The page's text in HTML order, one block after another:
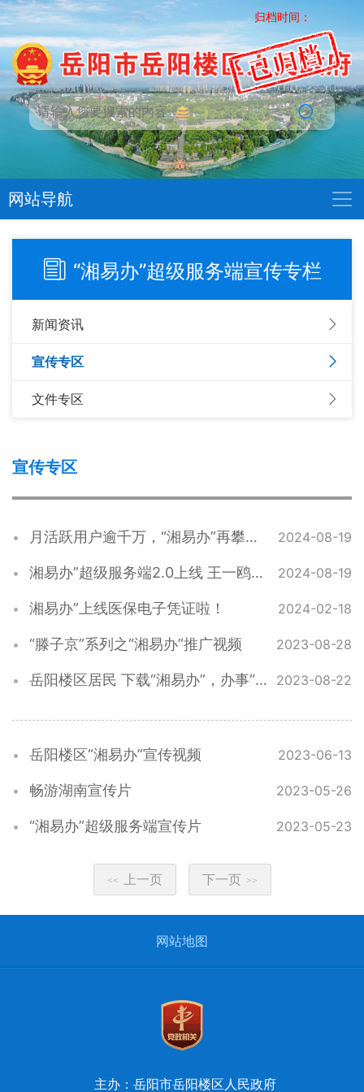
归档时间：
网站导航
“湘易办”超级服务端宣传专栏
新闻资讯
宣传专区
文件专区
宣传专区
月活跃用户逾千万，“湘易办”再攀新高峰 2024-08-19
湘易办”超级服务端2.0上线 王一鸥出席并宣布上线 2024-08-19
湘易办”上线医保电子凭证啦！ 2024-02-18
“滕子京”系列之“湘易办”推广视频 2023-08-28
岳阳楼区居民 下载“湘易办”，办事“零跑腿”！ 2023-08-22
岳阳楼区“湘易办”宣传视频 2023-06-13
畅游湖南宣传片 2023-05-26
“湘易办”超级服务端宣传片 2023-05-23
<< 上一页 下一页 >>
网站地图
主办：岳阳市岳阳楼区人民政府